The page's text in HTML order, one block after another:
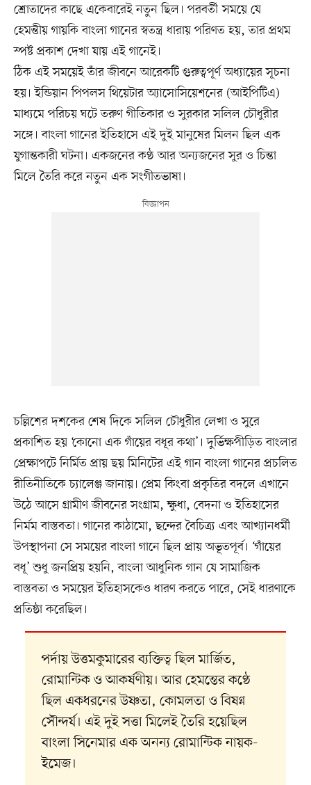
শ্রোতাদের কাছে একেবারেই নতুন ছিল। পরবর্তী সময়ে যে
হেমন্তীয় গায়কি বাংলা গানের স্বতন্ত্র ধারায় পরিণত হয়, তার প্রথম
স্পষ্ট প্রকাশ দেখা যায় এই গানেই।
ঠিক এই সময়েই তাঁর জীবনে আরেকটি গুরুত্বপূর্ণ অধ্যায়ের সূচনা
হয়। ইন্ডিয়ান পিপলস থিয়েটার অ্যাসোসিয়েশনের (আইপিটিএ)
মাধ্যমে পরিচয় ঘটে তরুণ গীতিকার ও সুরকার সলিল চৌধুরীর
সঙ্গে। বাংলা গানের ইতিহাসে এই দুই মানুষের মিলন ছিল এক
যুগান্তকারী ঘটনা। একজনের কণ্ঠ আর অন্যজনের সুর ও চিন্তা
মিলে তৈরি করে নতুন এক সংগীতভাষা।
চল্লিশের দশকের শেষ দিকে সলিল চৌধুরীর লেখা ও সুরে
প্রকাশিত হয় ‘কোনো এক গাঁয়ের বধূর কথা’। দুর্ভিক্ষপীড়িত বাংলার
প্রেক্ষাপটে নির্মিত প্রায় ছয় মিনিটের এই গান বাংলা গানের প্রচলিত
রীতিনীতিকে চ্যালেঞ্জ জানায়। প্রেম কিংবা প্রকৃতির বদলে এখানে
উঠে আসে গ্রামীণ জীবনের সংগ্রাম, ক্ষুধা, বেদনা ও ইতিহাসের
নির্মম বাস্তবতা। গানের কাঠামো, ছন্দের বৈচিত্র্য এবং আখ্যানধর্মী
উপস্থাপনা সে সময়ের বাংলা গানে ছিল প্রায় অভূতপূর্ব। ‘গাঁয়ের
বধূ’ শুধু জনপ্রিয় হয়নি, বাংলা আধুনিক গান যে সামাজিক
বাস্তবতা ও সময়ের ইতিহাসকেও ধারণ করতে পারে, সেই ধারণাকে
প্রতিষ্ঠা করেছিল।
পর্দায় উত্তমকুমারের ব্যক্তিত্ব ছিল মার্জিত,
রোমান্টিক ও আকর্ষণীয়। আর হেমন্তের কণ্ঠে
ছিল একধরনের উষ্ণতা, কোমলতা ও বিষণ্ন
সৌন্দর্য। এই দুই সত্তা মিলেই তৈরি হয়েছিল
বাংলা সিনেমার এক অনন্য রোমান্টিক নায়ক-
ইমেজ।